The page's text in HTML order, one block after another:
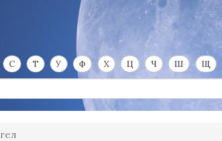
С Т У Ф Х Ц Ч Ш Щ